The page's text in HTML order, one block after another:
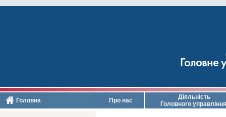
Головне
Головна Про нас
Діяльність
Головного управління